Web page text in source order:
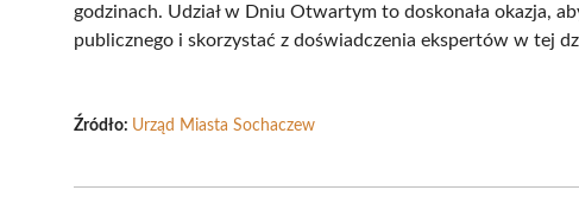
godzinach. Udział w Dniu Otwartym to doskonała okazja,
publicznego i skorzystać z doświadczenia ekspertów w tej
Źródło: Urząd Miasta Sochaczew